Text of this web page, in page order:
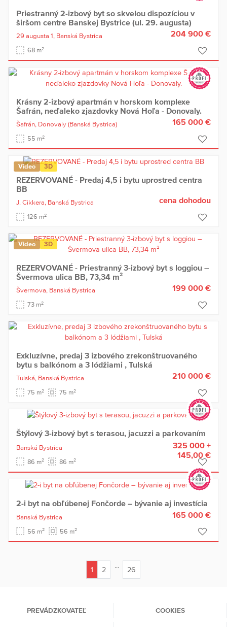
Priestranný 2-izbový byt so skvelou dispozíciou v
širšom centre Banskej Bystrice (ul. 29. augusta)
29 augusta 1, Banská Bystrica
68 m2
204 900 €
Krásny 2-izbový apartmán v horskom komplexe
Šafrán, neďaleko zjazdovky Nová Hoľa - Donovaly.
Šafrán, Donovaly (Banská Bystrica)
55 m2
165 000 €
Video 3D
REZERVOVANÉ - Predaj 4,5 i bytu uprostred centra
BB
J. Cikkera, Banská Bystrica
126 m2
cena dohodou
Video 3D
REZERVOVANÉ - Priestranný 3-izbový byt s loggiou –
Švermova ulica BB, 73,34 m²
Švermova, Banská Bystrica
73 m2
199 000 €
Exkluzívne, predaj 3 izbového zrekonštruovaného
bytu s balkónom a 3 lódžiami , Tulská
Tulská, Banská Bystrica
75 m2 75 m2
210 000 €
Štýlový 3-izbový byt s terasou, jacuzzi a parkovaním
Banská Bystrica
86 m2 86 m2
325 000 +
145,00 €
2-i byt na obľúbenej Fončorde – bývanie aj investícia
Banská Bystrica
56 m2 56 m2
165 000 €
1
2 ... 26
PREVÁDZKOVATEĽ COOKIES